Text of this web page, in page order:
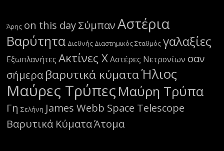
Άρης on this dayΣύμπαν Αστέρια
Βαρύτητα Διεθνής Διαστημικός Σταθμός γαλαξίες
Εξωπλανήτες Ακτίνες Χ Αστέρες Νετρονίων σαν
σήμερα βαρυτικά κύματαΉλιος
Μαύρες Τρύπες Μαύρη Τρύπα
Γη Σελήνη James Webb Space Telescope
Βαρυτικά ΚύματαΆτομα